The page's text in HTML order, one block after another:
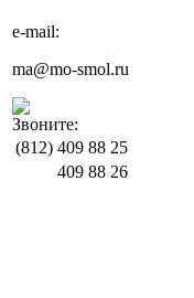
e-mail:
ma@mo-smol.ru
Звоните:
(812) 409 88 25
409 88 26